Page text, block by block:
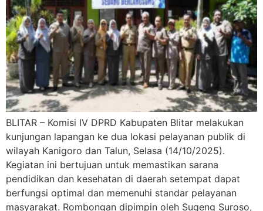
BLITAR – Komisi IV DPRD Kabupaten Blitar melakukan
kunjungan lapangan ke dua lokasi pelayanan publik di
wilayah Kanigoro dan Talun, Selasa (14/10/2025).
Kegiatan ini bertujuan untuk memastikan sarana
pendidikan dan kesehatan di daerah setempat dapat
berfungsi optimal dan memenuhi standar pelayanan
masyarakat. Rombongan dipimpin oleh Sugeng Suroso,